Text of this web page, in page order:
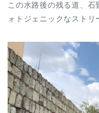
この水路後の残る道、
ォトジェニックなストリ